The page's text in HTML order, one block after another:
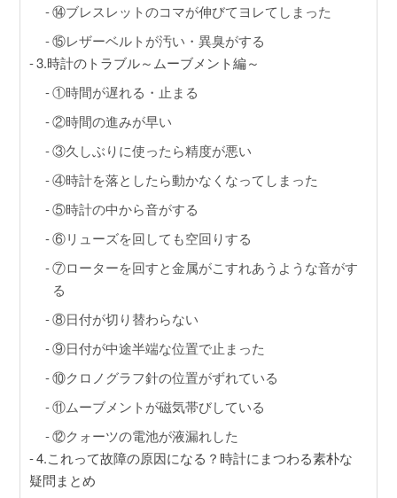
⑭ブレスレットのコマが伸びてヨレてしまった
⑮レザーベルトが汚い・異臭がする
3.時計のトラブル～ムーブメント編～
①時間が遅れる・止まる
②時間の進みが早い
③久しぶりに使ったら精度が悪い
④時計を落としたら動かなくなってしまった
⑤時計の中から音がする
⑥リューズを回しても空回りする
⑦ローターを回すと金属がこすれあうような音がす
る
⑧日付が切り替わらない
⑨日付が中途半端な位置で止まった
⑩クロノグラフ針の位置がずれている
⑪ムーブメントが磁気帯びしている
⑫クォーツの電池が液漏れした
4.これって故障の原因になる？時計にまつわる素朴な
疑問まとめ